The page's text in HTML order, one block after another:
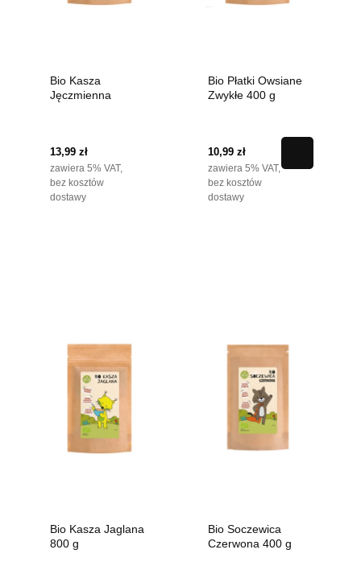
Bio Kasza
Jęczmienna
13,99 zł
zawiera 5% VAT,
bez kosztów
dostawy
Bio Płatki Owsiane
Zwykłe 400 g
10,99 zł
zawiera 5% VAT,
bez kosztów
dostawy
Bio Kasza Jaglana
800 g
Bio Soczewica
Czerwona 400 g